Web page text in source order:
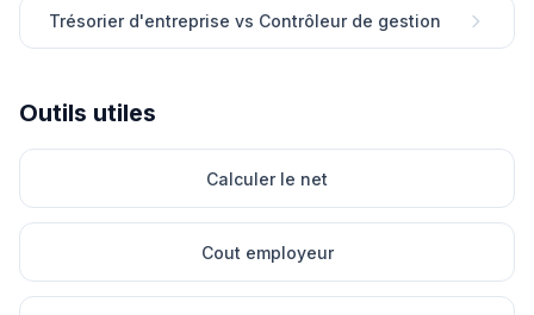
Trésorier d'entreprise vs Contrôleur de gestion
Outils utiles
Calculer le net
Cout employeur